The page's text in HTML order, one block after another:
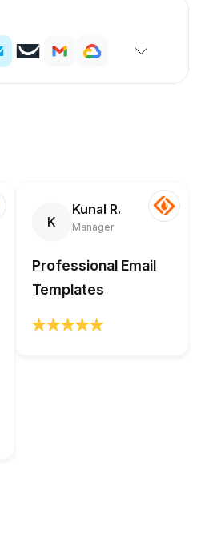
K
Kunal R.
Manager
Professional Email
Templates